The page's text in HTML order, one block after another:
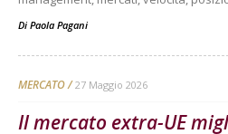
Di Paola Pagani
MERCATO 27 Maggio 2026
Il mercato extra-UE